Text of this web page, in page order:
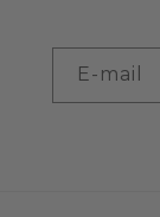
E-mail